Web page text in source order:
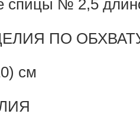
спицы № 2,5
ПО
см